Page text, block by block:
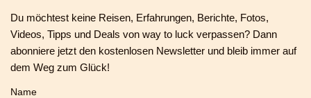
Du möchtest keine Reisen, Erfahrungen, Berichte, Fotos,
Videos, Tipps und Deals von way to luck verpassen? Dann
abonniere jetzt den kostenlosen Newsletter und bleib immer auf
dem Weg zum Glück!
Name